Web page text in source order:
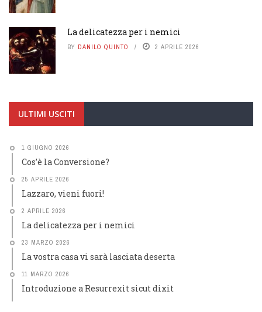
La delicatezza per i nemici
BY DANILO QUINTO 2 APRILE 2026
ULTIMI USCITI
1 GIUGNO 2026
Cos’è la Conversione?
25 APRILE 2026
Lazzaro, vieni fuori!
2 APRILE 2026
La delicatezza per i nemici
23 MARZO 2026
La vostra casa vi sarà lasciata deserta
11 MARZO 2026
Introduzione a Resurrexit sicut dixit